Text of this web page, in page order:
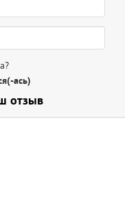
ась)
отзыв